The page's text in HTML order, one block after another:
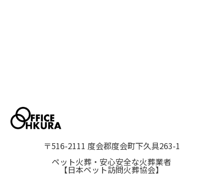
〒516-2111 度会郡度会町下久具263-1
ペット火葬・安心安全な火葬業者
【日本ペット訪問火葬協会】